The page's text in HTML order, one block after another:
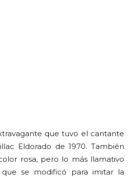
que tuvo el cantante
Eldorado de 1970. También
rosa, pero lo más llamativo
se modificó para imitar la